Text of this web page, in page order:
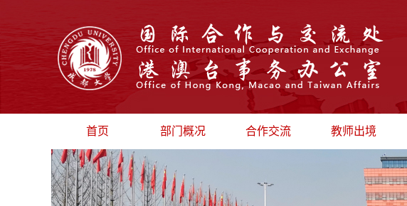
首页 部门概况
部门领导
合作交流
汉语国际推广
教师出境
最新动态